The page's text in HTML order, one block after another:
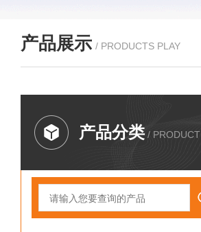
产品展示 / PRODUCTS PLAY
产品分类 / PRODUCT